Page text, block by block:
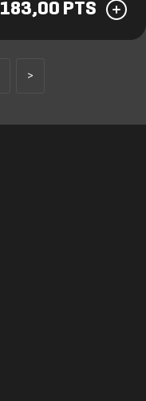
183,00 PTS
>